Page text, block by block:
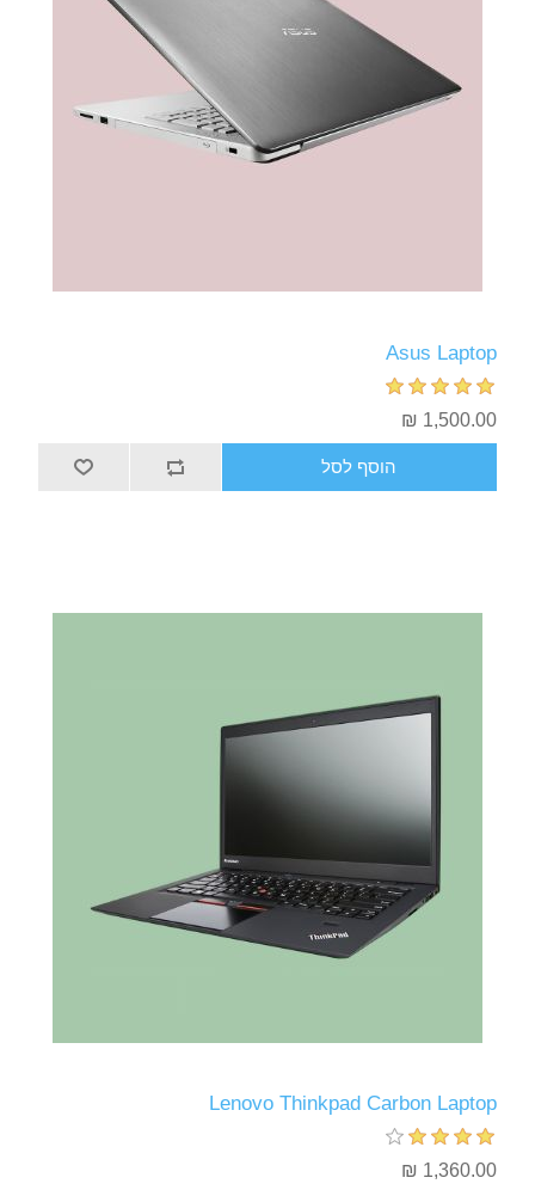
Asus Laptop
1,500.00 ₪
הוסף לסל
Lenovo Thinkpad Carbon Laptop
1,360.00 ₪